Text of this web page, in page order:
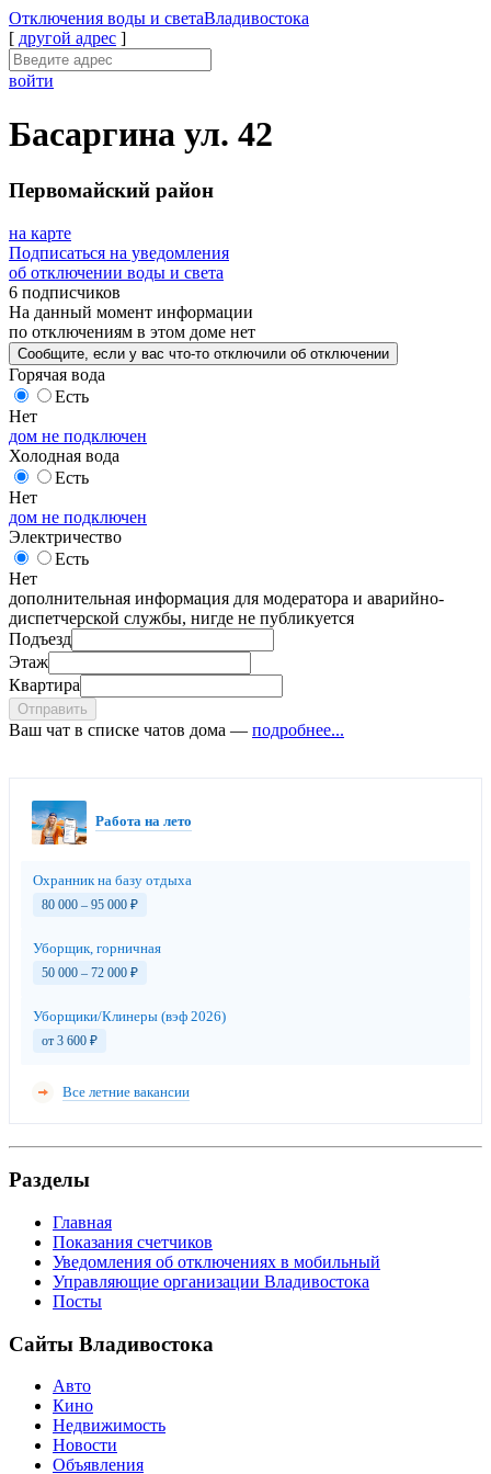
Отключения воды и светаВладивостока
[ другой адрес ]
войти
Басаргина ул. 42
Первомайский район
на карте
Подписаться на уведомления
об отключении воды и света
6 подписчиков
На данный момент информации
по отключениям в этом доме нет
Сообщите , если у вас что-то отключили об отключении
Горячая вода
Есть
Нет
дом не подключен
Холодная вода
Есть
Нет
дом не подключен
Электричество
Есть
Нет
дополнительная информация для модератора и аварийно-
диспетчерской службы, нигде не публикуется
Подъезд
Этаж
Квартира
Отправить
Ваш чат в списке чатов дома — подробнее...
Работа на лето
Охранник на базу отдыха
80 000 – 95 000 ₽
Уборщик, горничная
50 000 – 72 000 ₽
Уборщики/Клинеры (вэф 2026)
от 3 600 ₽
Все летние вакансии
Разделы
Главная
Показания счетчиков
Уведомления об отключениях в мобильный
Управляющие организации Владивостока
Посты
Сайты Владивостока
Авто
Кино
Недвижимость
Новости
Объявления